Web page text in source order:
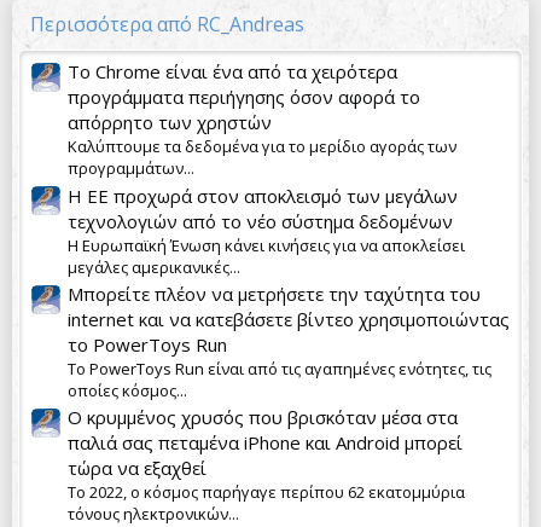
Περισσότερα από RC_Andreas
Το Chrome είναι ένα από τα χειρότερα
προγράμματα περιήγησης όσον αφορά το
απόρρητο των χρηστών
Καλύπτουμε τα δεδομένα για το μερίδιο αγοράς των
προγραμμάτων...
Η ΕΕ προχωρά στον αποκλεισμό των μεγάλων
τεχνολογιών από το νέο σύστημα δεδομένων
Η Ευρωπαϊκή Ένωση κάνει κινήσεις για να αποκλείσει
μεγάλες αμερικανικές...
Μπορείτε πλέον να μετρήσετε την ταχύτητα του
internet και να κατεβάσετε βίντεο χρησιμοποιώντας
το PowerToys Run
Το PowerToys Run είναι από τις αγαπημένες ενότητες, τις
οποίες κόσμος...
Ο κρυμμένος χρυσός που βρισκόταν μέσα στα
παλιά σας πεταμένα iPhone και Android μπορεί
τώρα να εξαχθεί
Το 2022, ο κόσμος παρήγαγε περίπου 62 εκατομμύρια
τόνους ηλεκτρονικών...